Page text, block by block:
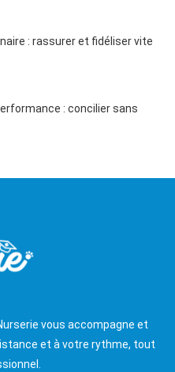
: rassurer et fidéliser vite
: concilier sans
vous accompagne et
et à votre rythme, tout